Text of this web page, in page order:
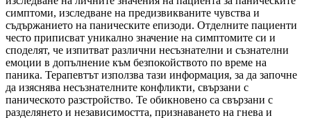
симптоми, изследване на предизвикваните чувства и
съдържанието на паническите епизоди. Отделните пациенти
често приписват уникално значение на симптомите си и
споделят, че изпитват различни несъзнателни и съзнателни
емоции в допълнение към безпокойството по време на
паника. Терапевтът използва тази информация, за да започне
да изяснява несъзнателните конфликти, свързани с
паническото разстройство. Те обикновено са свързани с
разделянето и независимостта, признаването на гнева и